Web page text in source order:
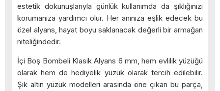
estetik dokunuşlarıyla günlük kullanımda da şıklığınızı
korumanıza yardımcı olur. Her anınıza eşlik edecek bu
özel alyans, hayat boyu saklanacak değerli bir armağan
niteliğindedir.
İçi Boş Bombeli Klasik Alyans 6 mm, hem evlilik yüzüğü
olarak hem de hediyelik yüzük olarak tercih edilebilir.
Şık altın yüzük modelleri arasında öne çıkan bu parça,